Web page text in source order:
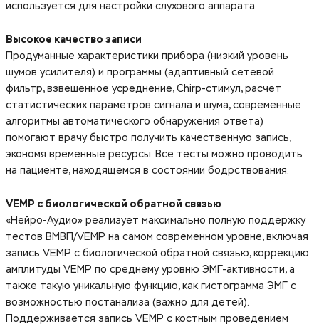
используется для настройки слухового аппарата.
Высокое качество записи
Продуманные характеристики прибора (низкий уровень
шумов усилителя) и программы (адаптивный сетевой
фильтр, взвешенное усреднение, Chirp-стимул, расчет
статистических параметров сигнала и шума, современные
алгоритмы автоматического обнаружения ответа)
помогают врачу быстро получить качественную запись,
экономя временные ресурсы. Все тесты можно проводить
на пациенте, находящемся в состоянии бодрствования.
VEMP с биологической обратной связью
«Нейро-Аудио» реализует максимально полную поддержку
тестов ВМВП/VEMP на самом современном уровне, включая
запись VEMP с биологической обратной связью, коррекцию
амплитуды VEMP по среднему уровню ЭМГ-активности, а
также такую уникальную функцию, как гистограмма ЭМГ с
возможностью постанализа (важно для детей).
Поддерживается запись VEMP с костным проведением